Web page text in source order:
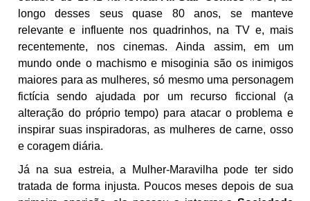
longo desses seus quase 80 anos, se manteve
relevante e influente nos quadrinhos, na TV e, mais
recentemente, nos cinemas. Ainda assim, em um
mundo onde o machismo e misoginia são os inimigos
maiores para as mulheres, só mesmo uma personagem
fictícia sendo ajudada por um recurso ficcional (a
alteração do próprio tempo) para atacar o problema e
inspirar suas inspiradoras, as mulheres de carne, osso
e coragem diária.
Já na sua estreia, a Mulher-Maravilha pode ter sido
tratada de forma injusta. Poucos meses depois de sua